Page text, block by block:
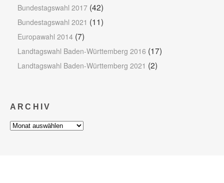
Bundestagswahl 2017 (42)
Bundestagswahl 2021 (11)
Europawahl 2014 (7)
Landtagswahl Baden-Württemberg 2016 (17)
Landtagswahl Baden-Württemberg 2021 (2)
ARCHIV
Archiv